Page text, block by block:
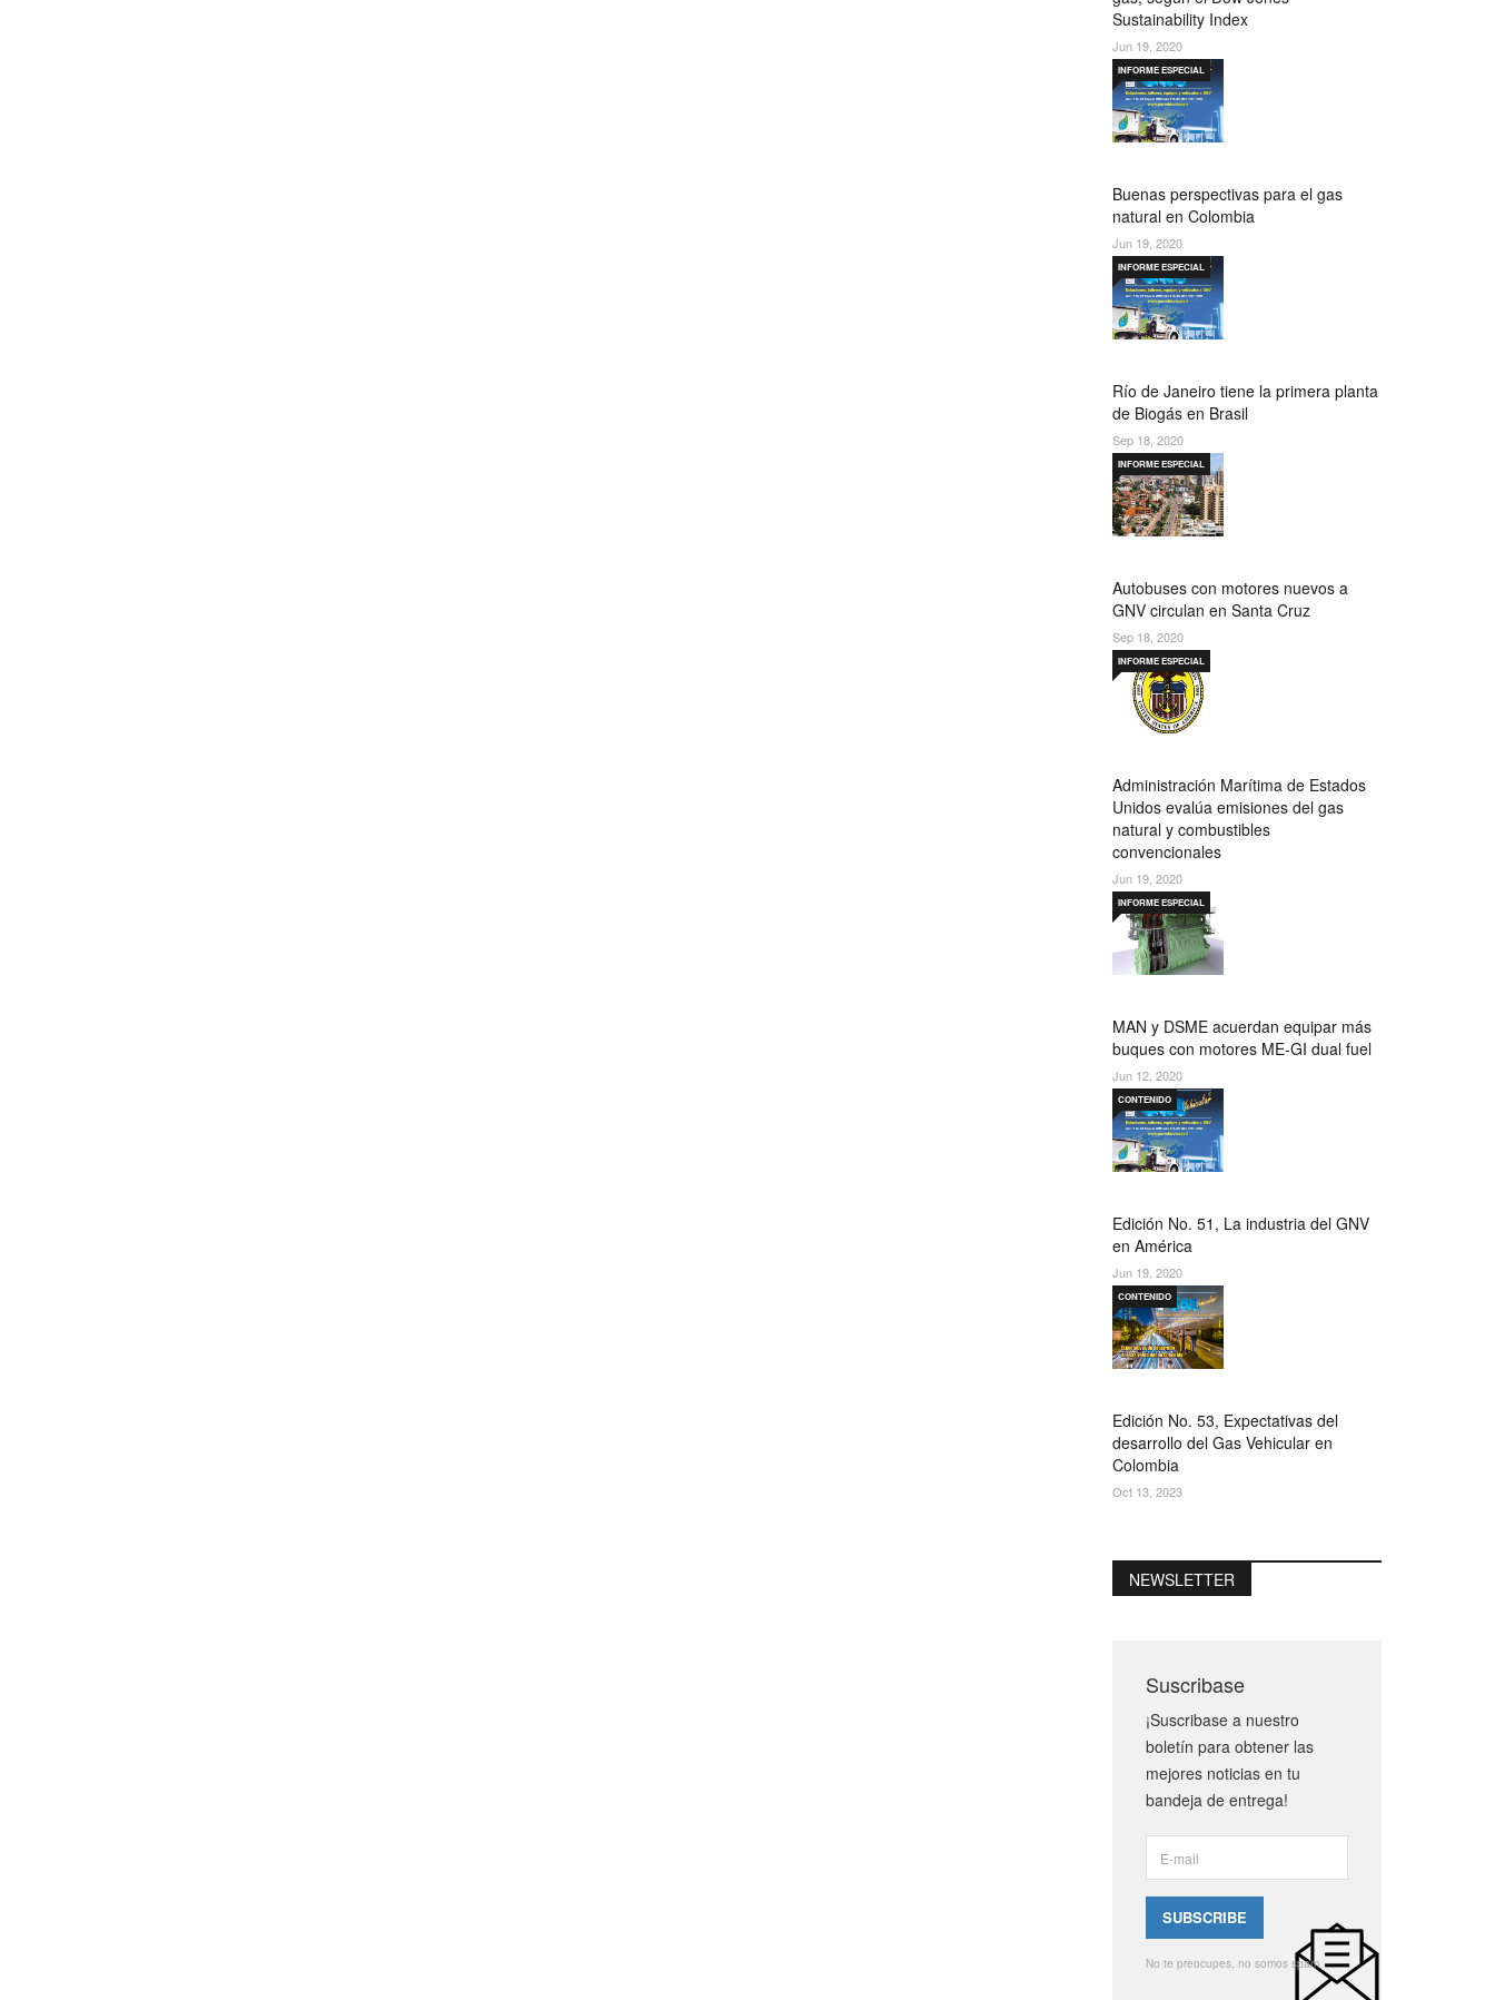
Sustainability Index
Jun 19, 2020
Buenas perspectivas para el gas
natural en Colombia
INFORME ESPECIAL
Jun 19, 2020
Río de Janeiro tiene la primera planta
de Biogás en Brasil
INFORME ESPECIAL
Sep 18, 2020
Autobuses con motores nuevos a
GNV circulan en Santa Cruz
INFORME ESPECIAL
Sep 18, 2020
Administración Marítima de Estados
Unidos evalúa emisiones del gas
natural y combustibles
convencionales
INFORME ESPECIAL
Jun 19, 2020
MAN y DSME acuerdan equipar más
buques con motores ME-GI dual fuel
INFORME ESPECIAL
Jun 12, 2020
Edición No. 51, La industria del GNV
en América
CONTENIDO
Jun 19, 2020
Edición No. 53, Expectativas del
desarrollo del Gas Vehicular en
Colombia
CONTENIDO
Oct 13, 2023
NEWSLETTER
Suscribase
¡Suscribase a nuestro
boletín para obtener las
mejores noticias en tu
bandeja de entrega!
No te preocupes, no somos spam